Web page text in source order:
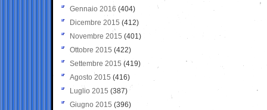
Gennaio 2016 (404)
Dicembre 2015 (412)
Novembre 2015 (401)
Ottobre 2015 (422)
Settembre 2015 (419)
Agosto 2015 (416)
Luglio 2015 (387)
Giugno 2015 (396)